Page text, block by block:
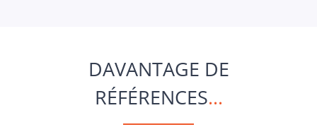
DAVANTAGE DE
RÉFÉRENCES...